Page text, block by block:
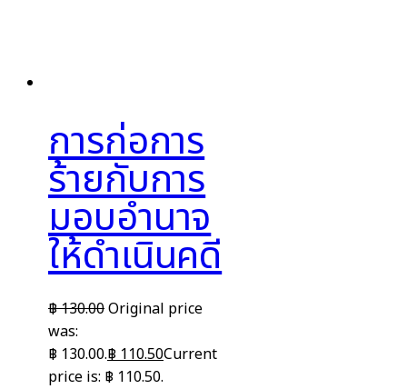
การก่อการ
ร้ายกับการ
มอบอำนาจ
ให้ดำเนินคดี
฿130.00Original price
was:
฿ 130.00.฿110.50Current
price is: ฿ 110.50.